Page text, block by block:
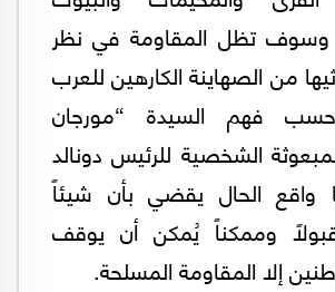
وسوف تظل المقاومة في نظر
من الصهاينة الكارهين للعرب
حسب فهم السيدة “مورجان
الشخصية للرئيس دونالد
واقع الحال يقضي بأن شيئاً
وممكناً يُمكن أن يوقف
إلا المقاومة المسلحة.